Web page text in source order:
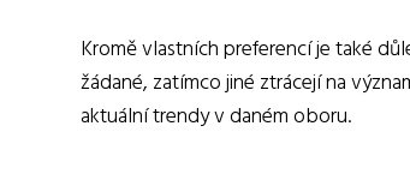
Kromě vlastních preferencí je také
žádané, zatímco jiné ztrácejí na
aktuální trendy v daném oboru.